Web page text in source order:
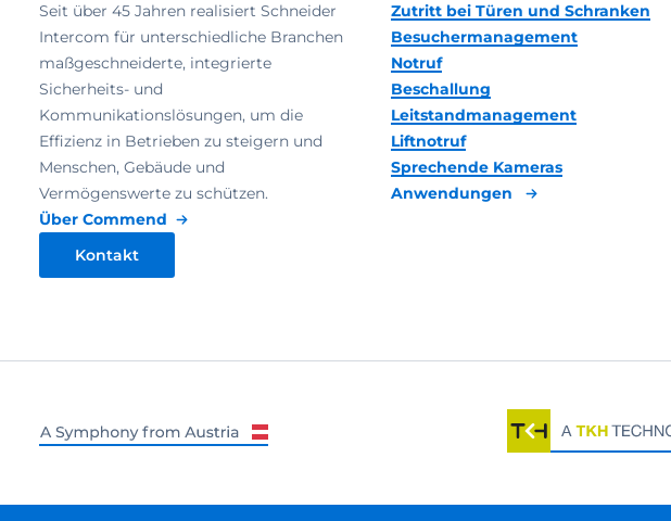
Seit über 45 Jahren realisiert Schneider
Intercom für unterschiedliche Branchen
maßgeschneiderte, integrierte
Sicherheits- und
Kommunikationslösungen, um die
Effizienz in Betrieben zu steigern und
Menschen, Gebäude und
Vermögenswerte zu schützen.
Über Commend
Kontakt
Zutritt bei Türen und Schranken
Besuchermanagement
Notruf
Beschallung
Leitstandmanagement
Liftnotruf
Sprechende Kameras
Anwendungen